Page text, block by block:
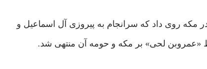
مکه روی داد که سرانجام به پیروزی آل اسماعیل و
لحی» بر مکه و حومه آن منتهی شد.